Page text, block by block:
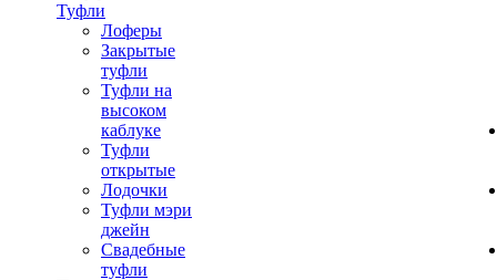
Туфли
Лоферы
Закрытые
туфли
Туфли на
высоком
каблуке
Туфли
открытые
Лодочки
Туфли мэри
джейн
Свадебные
туфли